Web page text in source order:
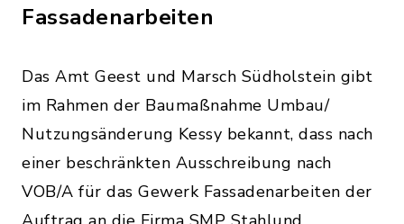
Fassadenarbeiten
Das Amt Geest und Marsch Südholstein gibt
im Rahmen der Baumaßnahme Umbau/
Nutzungsänderung Kessy bekannt, dass nach
einer beschränkten Ausschreibung nach
VOB/A für das Gewerk Fassadenarbeiten der